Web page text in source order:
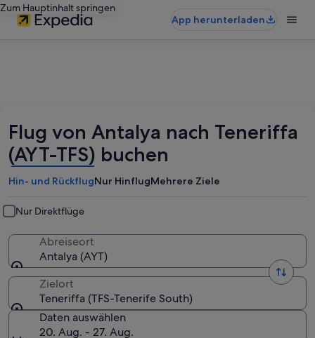
Zum Hauptinhalt springen
App herunterladen
Flug von Antalya nach Teneriffa
(AYT-TFS) buchen
Hin- und RückflugNur HinflugMehrere Ziele
Nur Direktflüge
Abreiseort
Antalya (AYT)
Zielort
Teneriffa (TFS-Tenerife South)
Daten auswählen
20. Aug. - 27. Aug.